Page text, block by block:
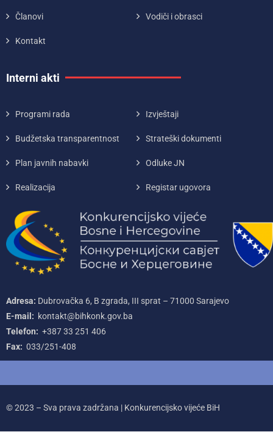
Članovi Vodiči i obrasci
Kontakt
Interni akti
Programi rada Izvještaji
Budžetska transparentnost Strateški dokumenti
Plan javnih nabavki Odluke JN
Realizacija Registar ugovora
Adresa: Dubrovačka 6, B zgrada, III sprat – 71000‌ Sarajevo
E-mail: kontakt@bihkonk.gov.ba
Telefon: +387‌ 33‌ 251‌ 406
Fax: 033/251-408
© 2023 – Sva prava zadržana | Konkurencijsko vijeće BiH